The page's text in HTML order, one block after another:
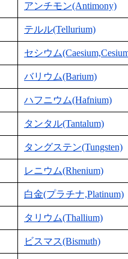
アンチモン(Antimony)
テルル(Tellurium)
セシウム
バリウム(Barium)
ハフニウム(Hafnium)
タンタル(Tantalum)
タングステン(Tungsten)
レニウム(Rhenium)
白金(プラチナ,Platinum)
タリウム(Thallium)
ビスマス(Bismuth)